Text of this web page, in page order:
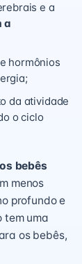
e a
a
hormônios
da atividade
o ciclo
bebês
menos
profundo e
tem uma
os bebês,